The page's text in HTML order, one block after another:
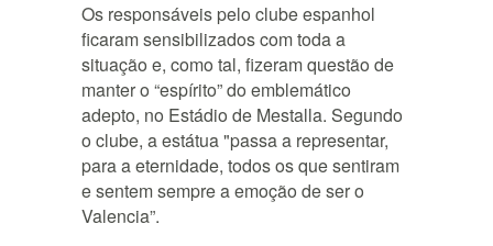
Os responsáveis pelo clube espanhol
ficaram sensibilizados com toda a
situação e, como tal, fizeram questão de
manter o “espírito” do emblemático
adepto, no Estádio de Mestalla. Segundo
o clube, a estátua "passa a representar,
para a eternidade, todos os que sentiram
e sentem sempre a emoção de ser o
Valencia”.